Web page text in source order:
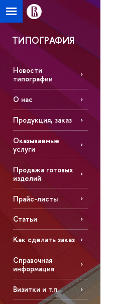
ТИПОГРАФИЯ
Новости
типографии
О нас
Продукция, заказ
Оказываемые
услуги
Продажа готовых
изделий
Прайс-листы
Статьи
Как сделать заказ
Справочная
информация
Визитки и т.п.